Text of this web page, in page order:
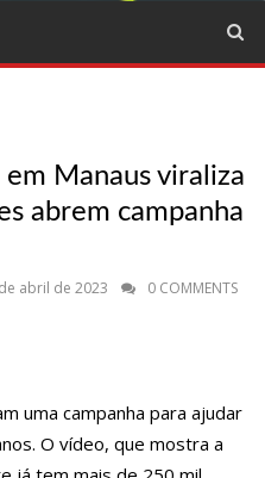
tiro deixa quatro vítimas fatais
queda e vai a R$ 5,04 no
praça da Saudade e
golpe dá munição à ofensiva
Bolsonaro
do Canil do Corpo de Bombeiros
a facadas após descobrir
sistema político da Ieadam para
da instituição – Veja vídeo!
Manaus viraliza
abrem campanha
abril de 2023 0 COMMENTS
uma campanha para ajudar
O vídeo, que mostra a